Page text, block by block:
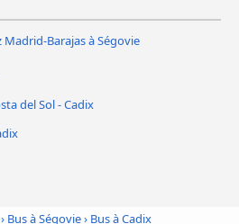
Barajas à Ségovie
del Sol - Cadix
› Bus à Ségovie› Bus à Cadix